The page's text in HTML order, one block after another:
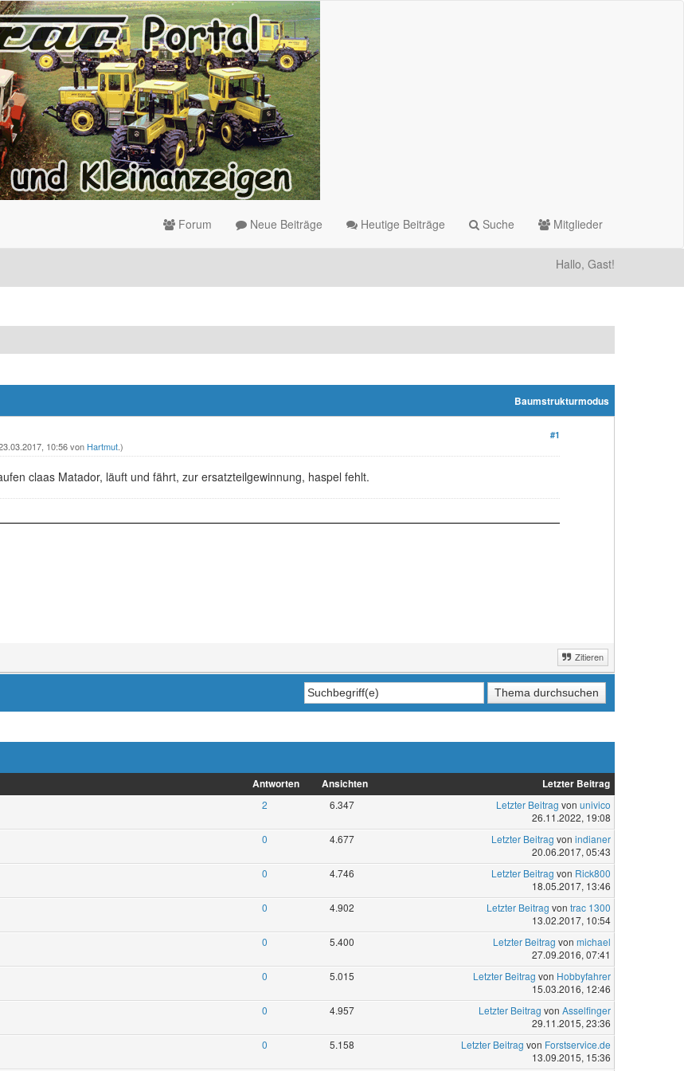
Forum Neue Beiträge Heutige Beiträge Suche Mitglieder
Hallo, Gast!
Baumstrukturmodus
#1
10:56 von Hartmut.)
claas Matador, läuft und fährt, zur ersatzteilgewinnung, haspel fehlt.
Zitieren
Antworten Ansichten Letzter Beitrag
2 6.347 Letzter Beitrag von univico
26.11.2022, 19:08
0 4.677 Letzter Beitrag von indianer
20.06.2017, 05:43
0 4.746 Letzter Beitrag von Rick800
18.05.2017, 13:46
0 4.902 Letzter Beitrag von trac 1300
13.02.2017, 10:54
0 5.400 Letzter Beitrag von michael
27.09.2016, 07:41
0 5.015 Letzter Beitrag von Hobbyfahrer
15.03.2016, 12:46
0 4.957 Letzter Beitrag von Asselfinger
29.11.2015, 23:36
0 5.158 Letzter Beitrag von Forstservice.de
13.09.2015, 15:36